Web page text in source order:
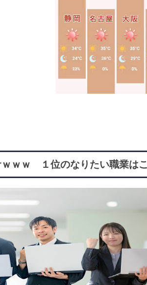
ｗｗ １位のなりたい職業は